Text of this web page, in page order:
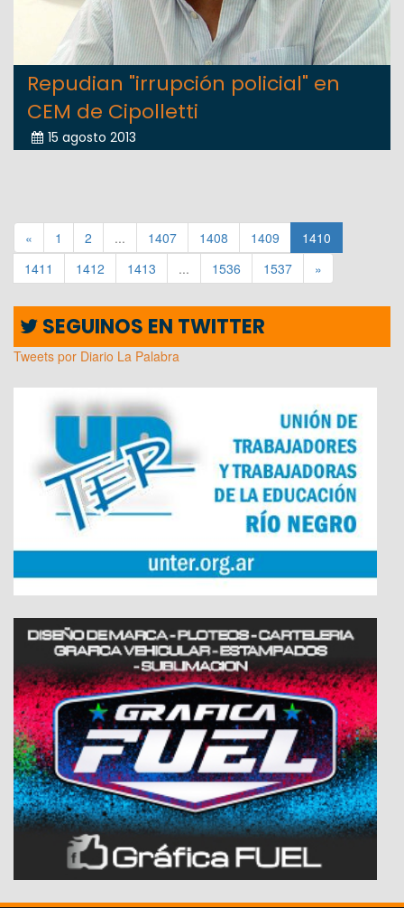
Repudian "irrupción policial" en
CEM de Cipolletti
15 agosto 2013
« 1 2 ... 1407 1408 1409
1410
1411
1412 1413 ... 1536 1537 »
SEGUINOS EN TWITTER
Tweets por Diario La Palabra